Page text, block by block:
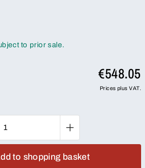
to prior sale.
€548.05
Prices plus VAT.
to shopping basket